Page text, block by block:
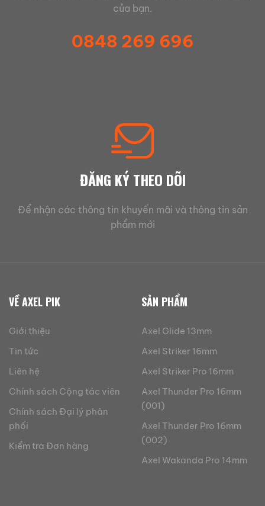
của bạn.
0848 269 696
ĐĂNG KÝ THEO DÕI
Để nhận các thông tin khuyến mãi và thông tin sản
phẩm mới
VỀ AXEL PIK
Giới thiệu
Tin tức
Liên hệ
Chính sách Cộng tác viên
Chính sách Đại lý phân
phối
Kiểm tra Đơn hàng
SẢN PHẨM
Axel Glide 13mm
Axel Striker 16mm
Axel Striker Pro 16mm
Axel Thunder Pro 16mm
(001)
Axel Thunder Pro 16mm
(002)
Axel Wakanda Pro 14mm